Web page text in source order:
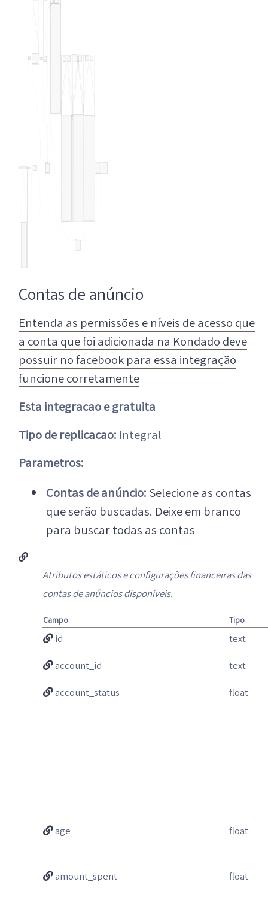
Contas de anúncio
Entenda as permissões e níveis de acesso que
a conta que foi adicionada na Kondado deve
possuir no facebook para essa integração
funcione corretamente
Esta integracao e gratuita
Tipo de replicacao: Integral
Parametros:
Contas de anúncio: Selecione as contas
que serão buscadas. Deixe em branco
para buscar todas as contas
Atributos estáticos e configurações financeiras das
contas de anúncios disponíveis.
Campo Tipo
id text
account_id text
account_status float
age float
amount_spent float